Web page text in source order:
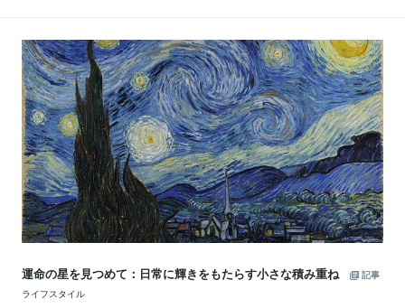
運命の星を見つめて：日常に輝きをもたらす小さな積み重ね
記事
ライフスタイル